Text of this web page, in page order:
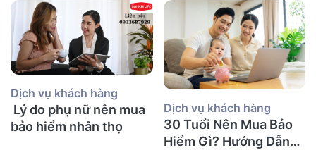
Dịch vụ khách hàng
Lý do phụ nữ nên mua
bảo hiểm nhân thọ
Dịch vụ khách hàng
30 Tuổi Nên Mua Bảo
Hiểm Gì? Hướng Dẫn